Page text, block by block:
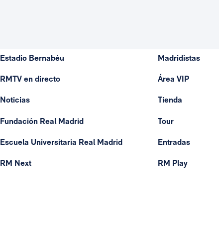
Estadio Bernabéu
RMTV en directo
Noticias
Fundación Real Madrid
Escuela Universitaria Real Madrid
RM Next
Madridistas
Área VIP
Tienda
Tour
Entradas
RM Play